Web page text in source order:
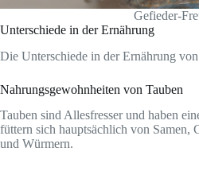
Gefieder-
Unterschiede in der Ernährung
Die Unterschiede in der Ernährung
Nahrungsgewohnheiten von Tauben
Tauben sind Allesfresser und haben
füttern sich hauptsächlich von Samen,
und Würmern.